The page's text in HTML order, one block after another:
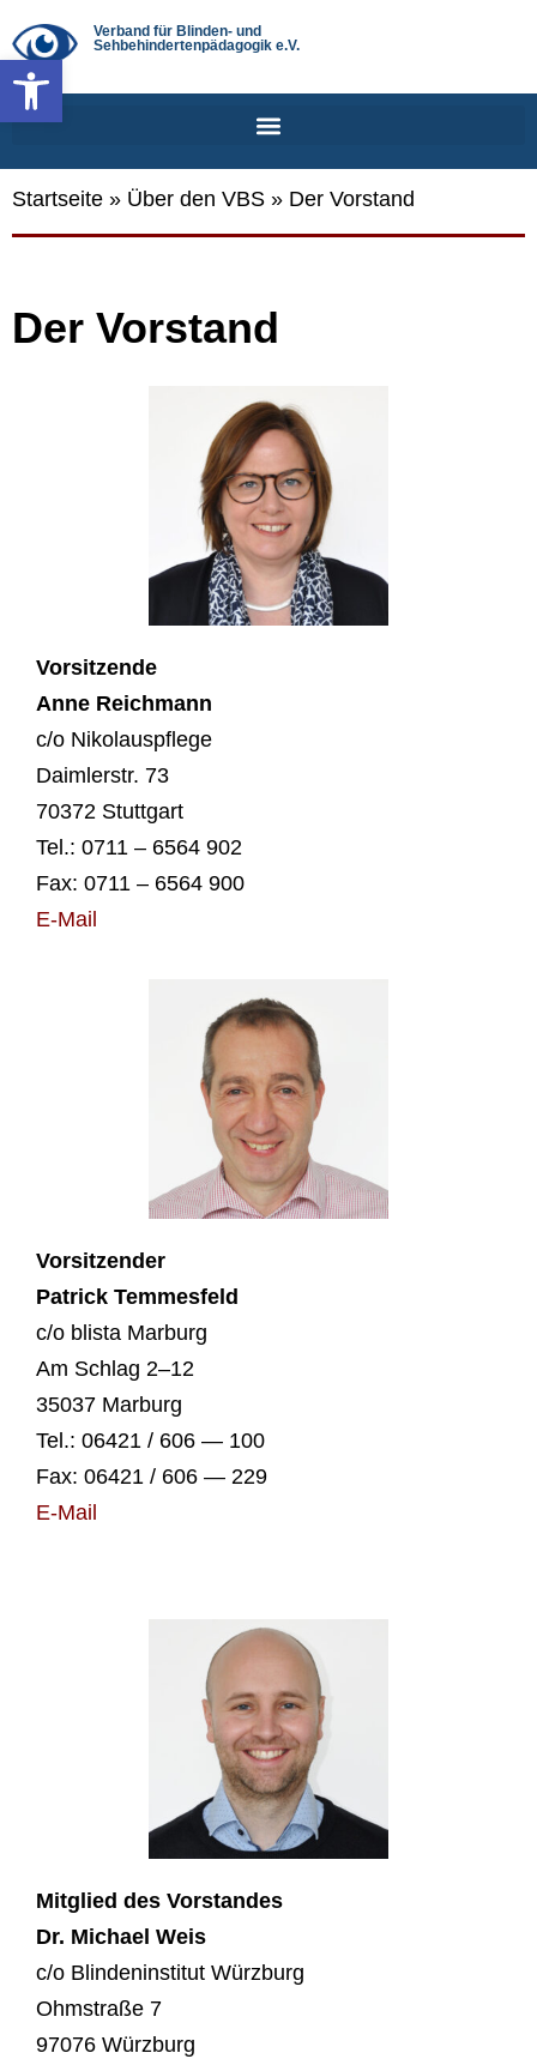
Werkzeugleiste öffnen
Verband für Blinden- und
Sehbehindertenpädagogik e.V.
Startseite » Über den VBS » Der Vorstand
Der Vor­stand
Vor­sit­zen­de
Anne Reich­mann
c/o Niko­laus­pfle­ge
Daim­ler­str. 73
70372 Stutt­gart
Tel.: 0711 – 6564 902
Fax: 0711 – 6564 900
E‑Mail
Vor­sit­zen­der
Patrick Tem­mes­feld
c/o blis­ta Mar­burg
Am Schlag 2–12
35037 Mar­burg
Tel.: 06421 / 606 — 100
Fax: 06421 / 606 — 229
E‑Mail
Mit­glied des Vor­stan­des
Dr. Micha­el Weis
c/o Blin­den­in­sti­tut Würz­burg
Ohm­stra­ße 7
97076 Würz­burg